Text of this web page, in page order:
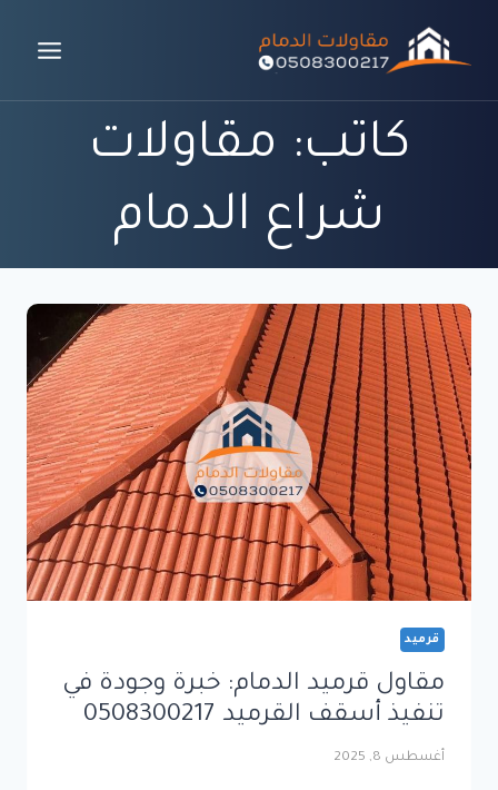
كاتب: مقاولات
شراع الدمام
قرميد
مقاول قرميد الدمام: خبرة وجودة في
تنفيذ أسقف القرميد 0508300217
أغسطس 8, 2025